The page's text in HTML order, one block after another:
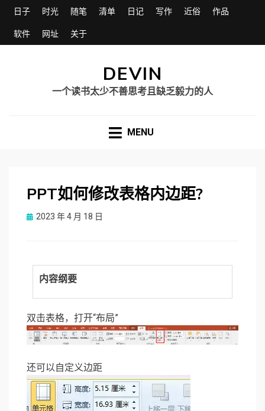
日子 时光 随笔 清单 日记 写作 近俗 作品
软件 网址 关于
DEVIN
一个读书太少不善思考且缺乏毅力的人
MENU
PPT如何修改表格内边距?
Posted
2023 年 4 月 18 日
内容纲要
双击表格，打开“布局”
还可以自定义边距